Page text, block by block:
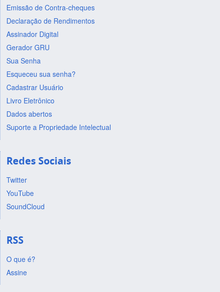
Emissão de Contra-cheques
Declaração de Rendimentos
Assinador Digital
Gerador GRU
Sua Senha
Esqueceu sua senha?
Cadastrar Usuário
Livro Eletrônico
Dados abertos
Suporte a Propriedade Intelectual
Redes Sociais
Twitter
YouTube
SoundCloud
RSS
O que é?
Assine